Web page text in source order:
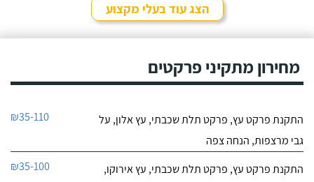
הצג עוד בעלי מקצוע
מחירון מתקיני פרקטים
התקנת פרקט עץ, פרקט תלת שכבתי, עץ אלון, על
גבי מרצפות, הנחה צפה
₪35-110
התקנת פרקט עץ, פרקט תלת שכבתי, עץ אירוקו,
₪35-100